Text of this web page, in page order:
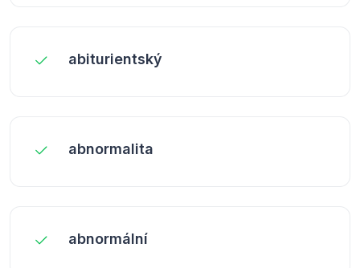
abiturientský
abnormalita
abnormální